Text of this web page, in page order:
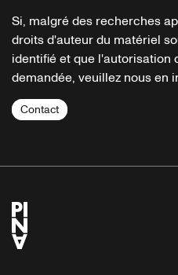
Si, malgré des recherches
droits d'auteur du matériel
identifié et que l'autorisation
demandée, veuillez nous en
Contact